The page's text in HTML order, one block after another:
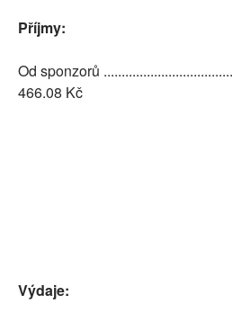
Příjmy:
Od sponzorů
466.08 Kč
Výdaje: